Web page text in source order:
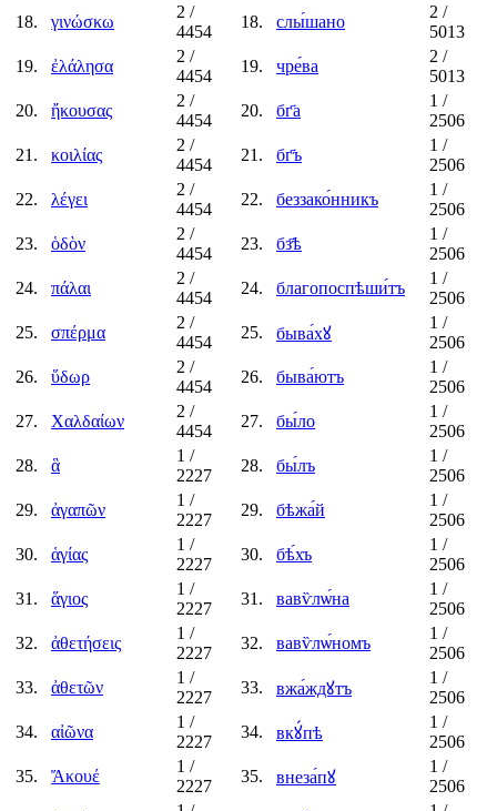
18.
γινώσκω
2 /
4454
19.
ἐλάλησα
2 /
4454
20.
ἤκουσας
2 /
4454
21.
κοιλίας
2 /
4454
22.
λέγει
2 /
4454
23.
ὁδὸν
2 /
4454
24.
πάλαι
2 /
4454
25.
σπέρμα
2 /
4454
26.
ὕδωρ
2 /
4454
27.
Χαλδαίων
2 /
4454
28.
ἃ
1 /
2227
29.
ἀγαπῶν
1 /
2227
30.
ἁγίας
1 /
2227
31.
ἅγιος
1 /
2227
32.
ἀθετήσεις
1 /
2227
33.
ἀθετῶν
1 /
2227
34.
αἰῶνα
1 /
2227
35.
Ἄκουέ
1 /
2227
18.
слы́шано
2 /
5013
19.
чре́ва
2 /
5013
20.
бг҃а
1 /
2506
21.
бг҃ъ
1 /
2506
22.
беззако́нникъ
1 /
2506
23.
бз҃ѣ
1 /
2506
24.
благопоспѣши́тъ
1 /
2506
25.
быва́хꙋ
1 /
2506
26.
быва́ютъ
1 /
2506
27.
бы́ло
1 /
2506
28.
бы́лъ
1 /
2506
29.
бѣжа́й
1 /
2506
30.
бѣ́хъ
1 /
2506
31.
вавѷлѡ́на
1 /
2506
32.
вавѷлѡ́номъ
1 /
2506
33.
вжа́ждꙋтъ
1 /
2506
34.
вкꙋ́пѣ
1 /
2506
35.
внеза́пꙋ
1 /
2506